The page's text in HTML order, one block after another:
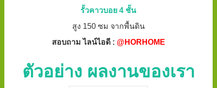
รั้วคาวบอย 4 ชั้น
สูง 150 ซม จากพื้นดิน
สอบถาม ไลน์ไอดี : @HORHOME
ตัวอย่าง ผลงานของเรา